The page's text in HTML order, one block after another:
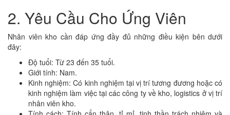
2. Yêu Cầu Cho Ứng Viên
Nhân viên kho cần đáp ứng đầy đủ những điều kiện bên dưới
đây:
Độ tuổi: Từ 23 đến 35 tuổi.
Giới tính: Nam.
Kinh nghiệm: Có kinh nghiệm tại vị trí tương đương hoặc có
kinh nghiệm làm việc tại các công ty về kho, logistics ở vị trí
nhân viên kho.